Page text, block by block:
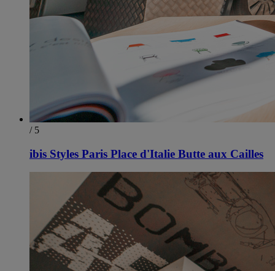
/ 5
ibis Styles Paris Place d'Italie Butte aux Cailles